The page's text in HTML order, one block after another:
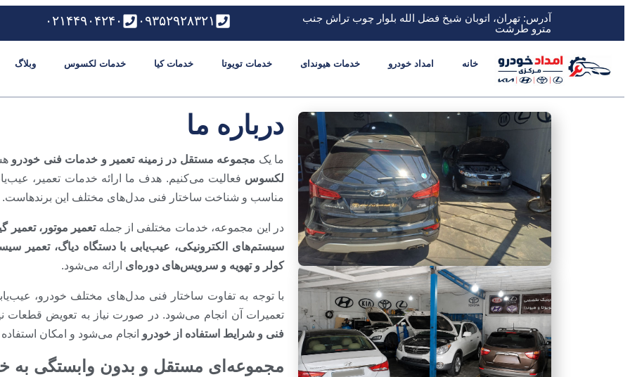
آدرس: تهران، اتوبان شیخ فضل الله بلوار چوب تراش جنب
مترو طرشت
۰۹۳۵۲۹۲۸۳۲۱ ۰۲۱۴۴۹۰۴۲۴۰
خانه امداد خودرو خدمات هیوندای خدمات تویوتا خدمات کیا خدمات لکسوس وبلاگ
درباره ما
ما یک مجموعه مستقل در زمینه تعمیر و خدمات فنی خودرو
لکسوس فعالیت می‌کنیم. هدف ما ارائه خدمات تعمیر،
مناسب و شناخت ساختار فنی مدل‌های مختلف این برندهاست.
در این مجموعه، خدمات مختلفی از جملهتعمیر موتور، تعمیر
سیستم‌های الکترونیکی، عیب‌یابی با دستگاه دیاگ، تعمیر
کولر و تهویه و سرویس‌های دوره‌ای ارائه می‌شود.
با توجه به تفاوت ساختار فنی مدل‌های مختلف خودرو،
تعمیرات آن انجام می‌شود. در صورت نیاز به تعویض قطعات
فنی و شرایط استفاده از خودرو انجام می‌شود و امکان
مجموعه‌ای مستقل و بدون وابستگی به